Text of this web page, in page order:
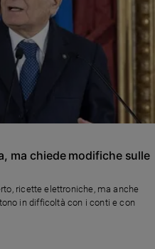
ma chiede modifiche sulle
ricette elettroniche, ma anche
in difficoltà con i conti e con